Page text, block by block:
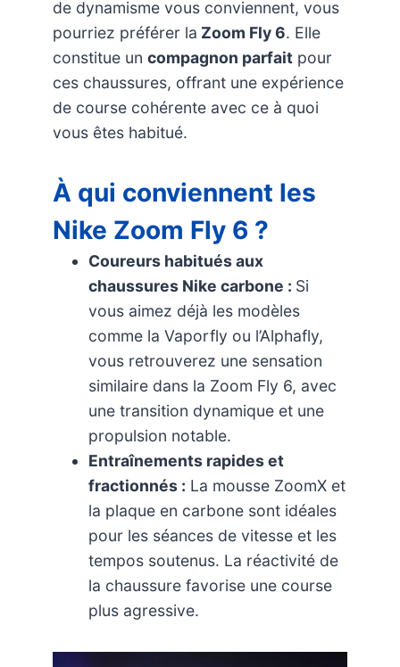
de dynamisme vous conviennent, vous
pourriez préférer la Zoom Fly 6. Elle
constitue un compagnon parfait pour
ces chaussures, offrant une expérience
de course cohérente avec ce à quoi
vous êtes habitué.
À qui conviennent les
Nike Zoom Fly 6 ?
Coureurs habitués aux
chaussures Nike carbone : Si
vous aimez déjà les modèles
comme la Vaporfly ou l’Alphafly,
vous retrouverez une sensation
similaire dans la Zoom Fly 6, avec
une transition dynamique et une
propulsion notable.
Entraînements rapides et
fractionnés : La mousse ZoomX et
la plaque en carbone sont idéales
pour les séances de vitesse et les
tempos soutenus. La réactivité de
la chaussure favorise une course
plus agressive.